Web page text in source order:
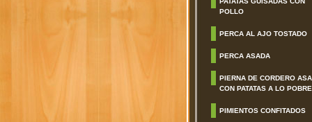
POLLO
PERCA AL AJO TOSTADO
PERCA ASADA
PIERNA DE CORDERO
CON PATATAS A LO POBRE
PIMIENTOS CONFITADOS